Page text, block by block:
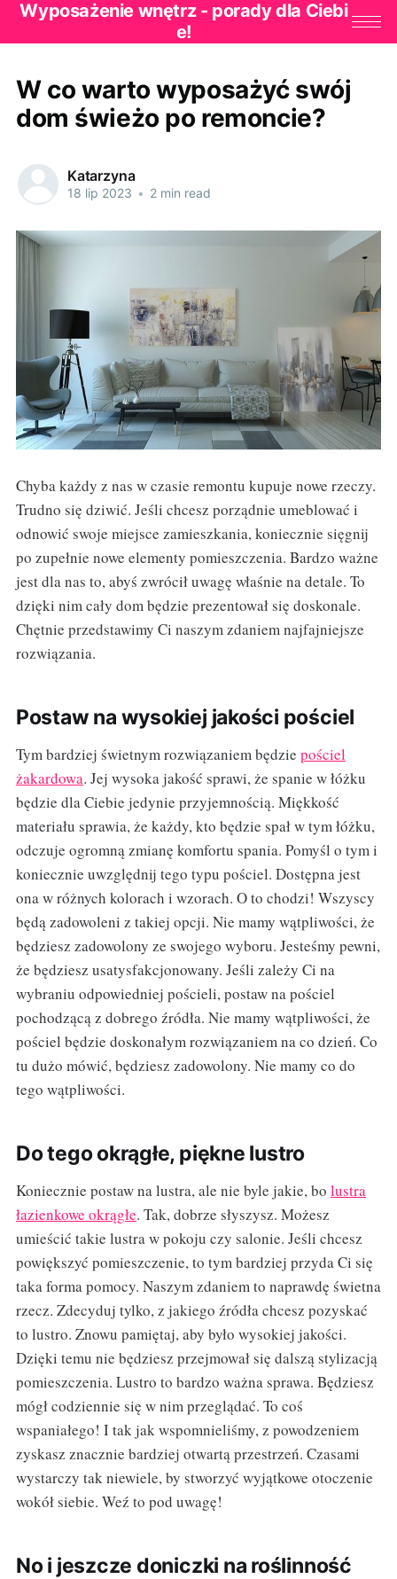
Wyposażenie wnętrz - porady dla Ciebi
e!
W co warto wyposażyć swój
dom świeżo po remoncie?
Katarzyna
18 lip 2023 • 2 min read
Chyba każdy z nas w czasie remontu kupuje nowe rzeczy.
Trudno się dziwić. Jeśli chcesz porządnie umeblować i
odnowić swoje miejsce zamieszkania, koniecznie sięgnij
po zupełnie nowe elementy pomieszczenia. Bardzo ważne
jest dla nas to, abyś zwrócił uwagę właśnie na detale. To
dzięki nim cały dom będzie prezentował się doskonale.
Chętnie przedstawimy Ci naszym zdaniem najfajniejsze
rozwiązania.
Postaw na wysokiej jakości pościel
Tym bardziej świetnym rozwiązaniem będzie pościel
żakardowa. Jej wysoka jakość sprawi, że spanie w łóżku
będzie dla Ciebie jedynie przyjemnością. Miękkość
materiału sprawia, że każdy, kto będzie spał w tym łóżku,
odczuje ogromną zmianę komfortu spania. Pomyśl o tym i
koniecznie uwzględnij tego typu pościel. Dostępna jest
ona w różnych kolorach i wzorach. O to chodzi! Wszyscy
będą zadowoleni z takiej opcji. Nie mamy wątpliwości, że
będziesz zadowolony ze swojego wyboru. Jesteśmy pewni,
że będziesz usatysfakcjonowany. Jeśli zależy Ci na
wybraniu odpowiedniej pościeli, postaw na pościel
pochodzącą z dobrego źródła. Nie mamy wątpliwości, że
pościel będzie doskonałym rozwiązaniem na co dzień. Co
tu dużo mówić, będziesz zadowolony. Nie mamy co do
tego wątpliwości.
Do tego okrągłe, piękne lustro
Koniecznie postaw na lustra, ale nie byle jakie, bo lustra
łazienkowe okrągłe. Tak, dobrze słyszysz. Możesz
umieścić takie lustra w pokoju czy salonie. Jeśli chcesz
powiększyć pomieszczenie, to tym bardziej przyda Ci się
taka forma pomocy. Naszym zdaniem to naprawdę świetna
rzecz. Zdecyduj tylko, z jakiego źródła chcesz pozyskać
to lustro. Znowu pamiętaj, aby było wysokiej jakości.
Dzięki temu nie będziesz przejmował się dalszą stylizacją
pomieszczenia. Lustro to bardzo ważna sprawa. Będziesz
mógł codziennie się w nim przeglądać. To coś
wspaniałego! I tak jak wspomnieliśmy, z powodzeniem
zyskasz znacznie bardziej otwartą przestrzeń. Czasami
wystarczy tak niewiele, by stworzyć wyjątkowe otoczenie
wokół siebie. Weź to pod uwagę!
No i jeszcze doniczki na roślinność